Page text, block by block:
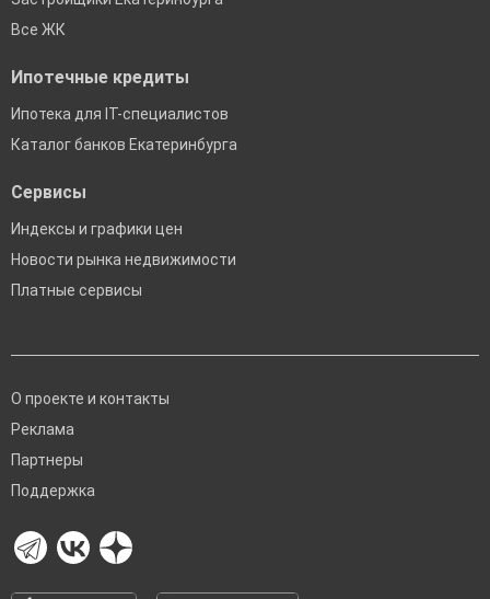
Все ЖК
Ипотечные кредиты
Ипотека для IT-специалистов
Каталог банков Екатеринбурга
Сервисы
Индексы и графики цен
Новости рынка недвижимости
Платные сервисы
О проекте и контакты
Реклама
Партнеры
Поддержка